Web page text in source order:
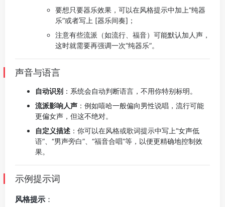
要想只要器乐效果，可以在风格提示中加上“纯器
乐”或者写上 [器乐间奏]；
注意有些流派（如流行、福音）可能默认加人声，
这时就需要再强调一次“纯器乐”。
声音与语言
自动识别 ：系统会自动判断语言，不用你特别标明。
流派影响人声 ：例如嘻哈一般偏向男性说唱，流行可能
更偏女声，但这不绝对。
自定义描述 ：你可以在风格或歌词提示中写上“女声低
语”、“男声旁白”、“福音合唱”等，以便更精确地控制效
果。
示例提示词
风格提示 ：